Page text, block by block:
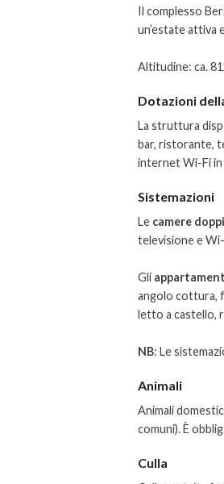
Il complesso
un’estate attiva
Altitudine: ca.
Dotazioni
La struttura
bar, ristorante,
internet Wi-Fi
Sistemazioni
Le camere
televisione e
Gli
angolo cottura,
letto a castello,
NB: Le
Animali
Animali
comuni). È
Culla